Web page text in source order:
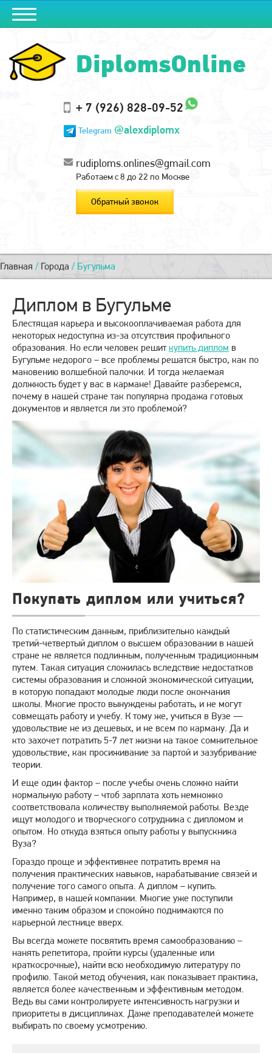
DiplomsOnline
+ 7 (926) 828-09-52
Telegram @alexdiplomx
rudiploms.onlines@gmail.com
Работаем с 8 до 22 по Москве
Обратный звонок
Главная / Города / Бугульма
Диплом в Бугульме
Блестящая карьера и высокооплачиваемая работа для
некоторых недоступна из-за отсутствия профильного
образования. Но если человек решиткупить диплом в
Бугульме недорого – все проблемы решатся быстро, как по
мановению волшебной палочки. И тогда желаемая
должность будет у вас в кармане! Давайте разберемся,
почему в нашей стране так популярна продажа готовых
документов и является ли это проблемой?
Покупать диплом или учиться?
По статистическим данным, приблизительно каждый
третий-четвертый диплом о высшем образовании в нашей
стране не является подлинным, полученным традиционным
путем. Такая ситуация сложилась вследствие недостатков
системы образования и сложной экономической ситуации,
в которую попадают молодые люди после окончания
школы. Многие просто вынуждены работать, и не могут
совмещать работу и учебу. К тому же, учиться в Вузе —
удовольствие не из дешевых, и не всем по карману. Да и
кто захочет потратить 5-7 лет жизни на такое сомнительное
удовольствие, как просиживание за партой и зазубривание
теории.
И еще один фактор – после учебы очень сложно найти
нормальную работу – чтоб зарплата хоть немножко
соответствовала количеству выполняемой работы. Везде
ищут молодого и творческого сотрудника с дипломом и
опытом. Но откуда взяться опыту работы у выпускника
Вуза?
Гораздо проще и эффективнее потратить время на
получения практических навыков, нарабатывание связей и
получение того самого опыта. А диплом – купить.
Например, в нашей компании. Многие уже поступили
именно таким образом и спокойно поднимаются по
карьерной лестнице вверх.
Вы всегда можете посвятить время самообразованию –
нанять репетитора, пройти курсы (удаленные или
краткосрочные), найти всю необходимую литературу по
профилю. Такой метод обучения, как показывает практика,
является более качественным и эффективным методом.
Ведь вы сами контролируете интенсивность нагрузки и
приоритеты в дисциплинах. Даже преподавателей можете
выбирать по своему усмотрению.